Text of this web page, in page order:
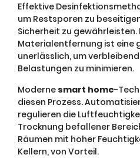
Effektive
um Restsporen zu
Sicherheit zu gewährleisten.
Materialentfernung ist eine
unerlässlich, um
Belastungen zu minimieren.
Moderne smart home-
diesen Prozess.
regulieren die
Trocknung befallener
Räumen mit hoher
Kellern, von Vorteil.